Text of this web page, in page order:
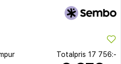
Totalpris 17 756:-